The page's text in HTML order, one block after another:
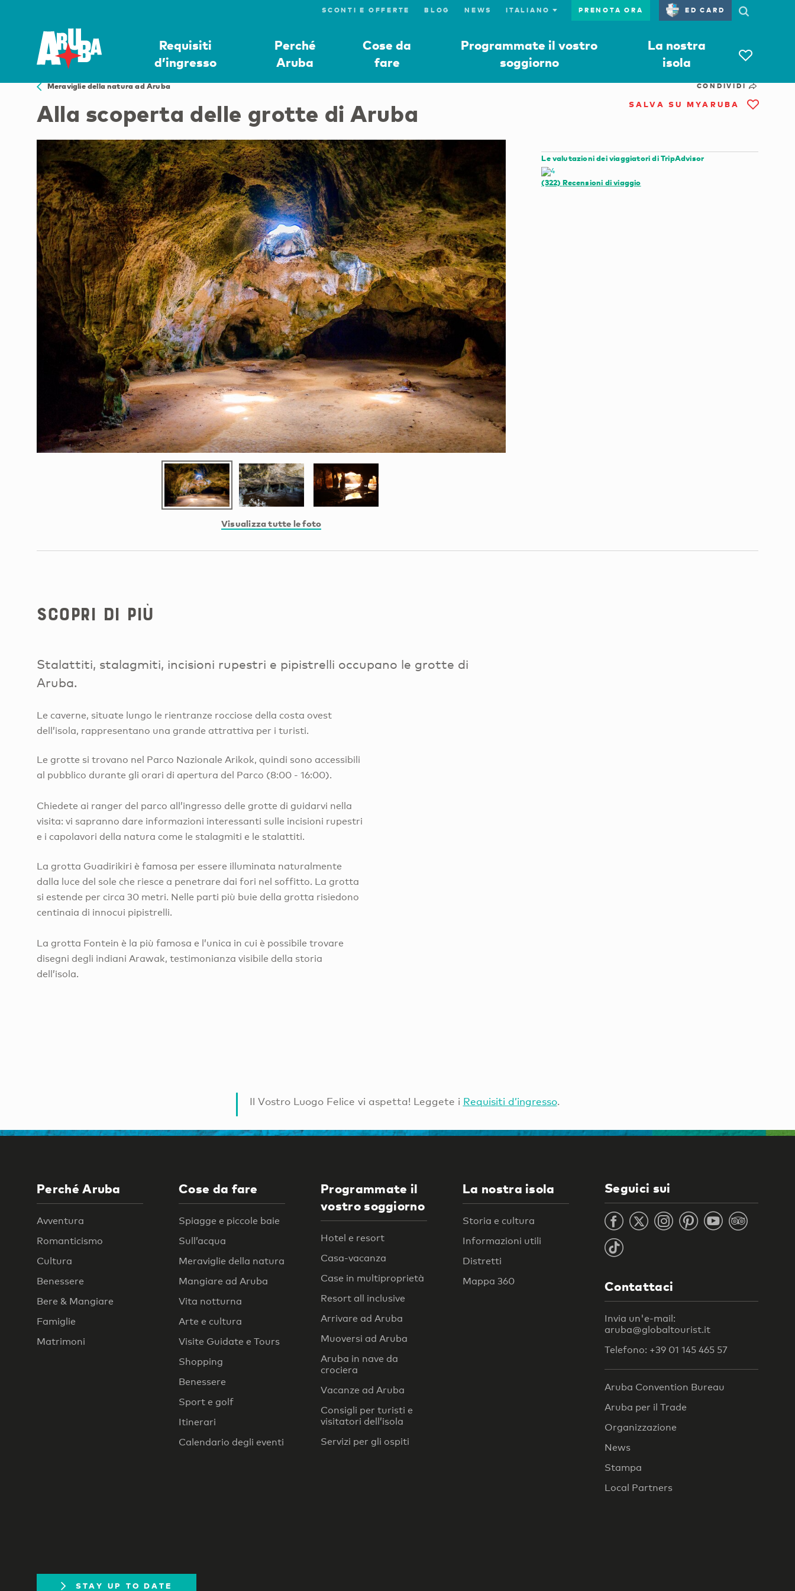
SCONTI E OFFERTE BLOG NEWS PRENOTA ORA ED CARD
Requisiti
d’ingresso
Perché
Aruba
Cose da
fare
Programmate il vostro
soggiorno
La nostra
isola
Meraviglie della natura ad Aruba
Alla scoperta delle grotte di Aruba
Visualizza tutte le foto
CONDIVIDI
SALVA SU MYARUBA
Le valutazioni dei viaggiatori di TripAdvisor
(322) Recensioni di viaggio
Scopri di più
Stalattiti, stalagmiti, incisioni rupestri e pipistrelli occupano le grotte di
Aruba.
Le caverne, situate lungo le rientranze rocciose della costa ovest
dell’isola, rappresentano una grande attrattiva per i turisti.
Le grotte si trovano nel Parco Nazionale Arikok, quindi sono accessibili
al pubblico durante gli orari di apertura del Parco (8:00 - 16:00).
Chiedete ai ranger del parco all’ingresso delle grotte di guidarvi nella
visita: vi sapranno dare informazioni interessanti sulle incisioni rupestri
e i capolavori della natura come le stalagmiti e le stalattiti.
La grotta Guadirikiri è famosa per essere illuminata naturalmente
dalla luce del sole che riesce a penetrare dai fori nel soffitto. La grotta
si estende per circa 30 metri. Nelle parti più buie della grotta risiedono
centinaia di innocui pipistrelli.
La grotta Fontein è la più famosa e l’unica in cui è possibile trovare
disegni degli indiani Arawak, testimonianza visibile della storia
dell’isola.
Il Vostro Luogo Felice vi aspetta! Leggete i Requisiti d’ingresso.
Perché Aruba
Avventura
Romanticismo
Cultura
Benessere
Bere & Mangiare
Famiglie
Matrimoni
Cose da fare
Spiagge e piccole baie
Sull’acqua
Meraviglie della natura
Mangiare ad Aruba
Vita notturna
Arte e cultura
Visite Guidate e Tours
Shopping
Benessere
Sport e golf
Itinerari
Calendario degli eventi
Programmate il
vostro soggiorno
Hotel e resort
Casa-vacanza
Case in multiproprietà
Resort all inclusive
Arrivare ad Aruba
Muoversi ad Aruba
Aruba in nave da
crociera
Vacanze ad Aruba
Consigli per turisti e
visitatori dell’isola
Servizi per gli ospiti
La nostra isola
Storia e cultura
Informazioni utili
Distretti
Mappa 360
Seguici sui
Contattaci
Invia un'e-mail:
aruba@globaltourist.it
Telefono: +39 01 145 465 57
Aruba Convention Bureau
Aruba per il Trade
Organizzazione
News
Stampa
Local Partners
STAY UP TO DATE